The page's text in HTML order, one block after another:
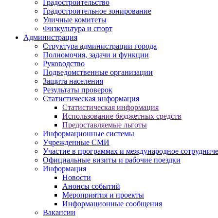
Градостроительство
Градостроительное зонирование
Уличные комитеты
Физкультура и спорт
Администрация
Структура администрации города
Полномочия, задачи и функции
Руководство
Подведомственные организации
Защита населения
Результаты проверок
Статистическая информация
Статистическая информация
Использование бюджетных средств
Предоставляемые льготы
Информационные системы
Учрежденные СМИ
Участие в программах и международное
Официальные визиты и рабочие поездки
Информация
Новости
Анонсы событий
Мероприятия и проекты
Информационные сообщения
Вакансии